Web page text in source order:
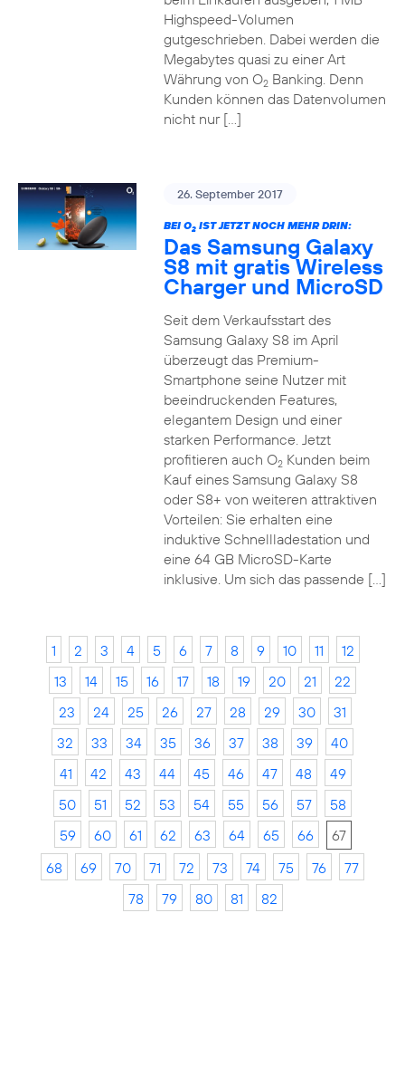
Highspeed-Volumen
gutgeschrieben. Dabei werden die
Megabytes quasi zu einer Art
Währung von O2Banking. Denn
Kunden können das Datenvolumen
nicht nur […]
26. September 2017
BEI O2IST JETZT NOCH MEHR DRIN:
Das Samsung Galaxy
S8 mit gratis Wireless
Charger und MicroSD
Seit dem Verkaufsstart des
Samsung Galaxy S8 im April
überzeugt das Premium-
Smartphone seine Nutzer mit
beeindruckenden Features,
elegantem Design und einer
starken Performance. Jetzt
profitieren auch O2Kunden beim
Kauf eines Samsung Galaxy S8
oder S8+ von weiteren attraktiven
Vorteilen: Sie erhalten eine
induktive Schnellladestation und
eine 64 GB MicroSD-Karte
inklusive. Um sich das passende […]
1 2 3 4 5 6 7 8 9 10 11
12
13
14 15 16 17 18 19 20 21
22
23
24 25 26 27 28 29 30
31
32
33 34 35 36 37 38 39
40
41
42 43 44 45 46 47 48
49
50
51 52 53 54 55 56 57
58
59
60 61 62 63 64 65 66
67
68
69 70 71 72 73 74 75 76
77
78
79 80 81 82